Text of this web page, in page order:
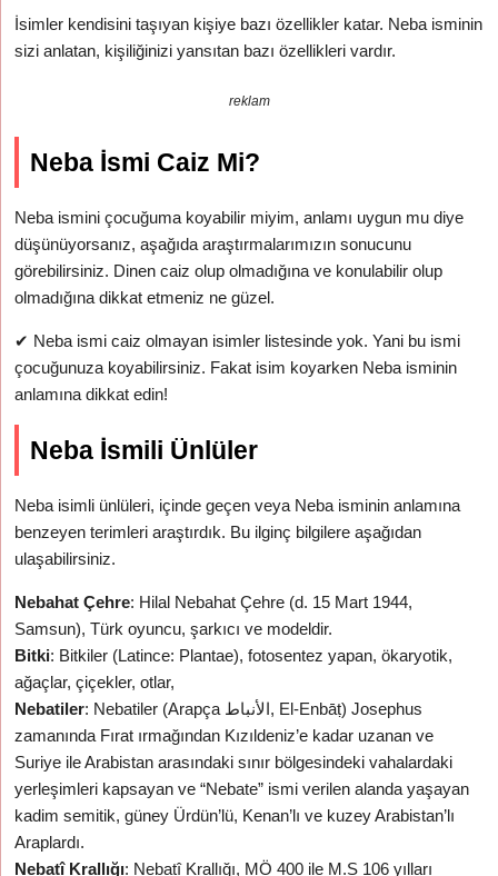
İsimler kendisini taşıyan kişiye bazı özellikler katar. Neba isminin
sizi anlatan, kişiliğinizi yansıtan bazı özellikleri vardır.
reklam
Neba İsmi Caiz Mi?
Neba ismini çocuğuma koyabilir miyim, anlamı uygun mu diye
düşünüyorsanız, aşağıda araştırmalarımızın sonucunu
görebilirsiniz. Dinen caiz olup olmadığına ve konulabilir olup
olmadığına dikkat etmeniz ne güzel.
✔ Neba ismi caiz olmayan isimler listesinde yok. Yani bu ismi
çocuğunuza koyabilirsiniz. Fakat isim koyarken Neba isminin
anlamına dikkat edin!
Neba İsmili Ünlüler
Neba isimli ünlüleri, içinde geçen veya Neba isminin anlamına
benzeyen terimleri araştırdık. Bu ilginç bilgilere aşağıdan
ulaşabilirsiniz.
Nebahat Çehre: Hilal Nebahat Çehre (d. 15 Mart 1944,
Samsun), Türk oyuncu, şarkıcı ve modeldir.
Bitki: Bitkiler (Latince: Plantae), fotosentez yapan, ökaryotik,
ağaçlar, çiçekler, otlar,
Nebatiler: Nebatiler (Arapça الأنباط, El-Enbāṭ) Josephus
zamanında Fırat ırmağından Kızıldeniz’e kadar uzanan ve
Suriye ile Arabistan arasındaki sınır bölgesindeki vahalardaki
yerleşimleri kapsayan ve “Nebate” ismi verilen alanda yaşayan
kadim semitik, güney Ürdün’lü, Kenan’lı ve kuzey Arabistan’lı
Araplardı.
Nebatî Krallığı: Nebatî Krallığı, MÖ 400 ile M.S 106 yılları